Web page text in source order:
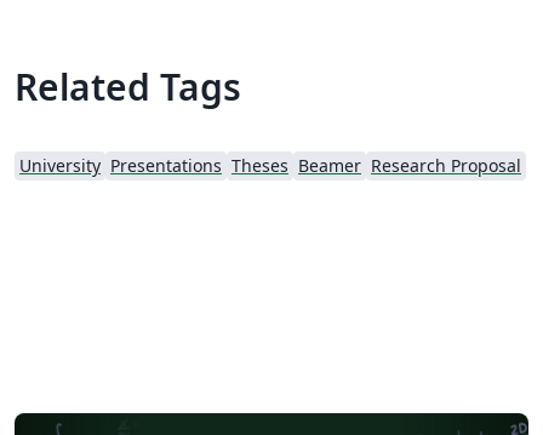
Related Tags
University Presentations Theses Beamer Research Proposal